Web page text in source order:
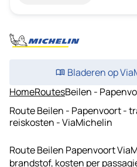
Bladeren op
HomeRoutesBeilen -
Route Beilen - Papenvoort -
reiskosten - ViaMichelin
Route Beilen Papenvoort
brandstof, kosten per